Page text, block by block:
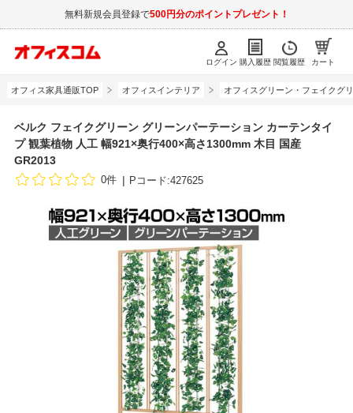
無料新規会員登録で500円分のポイントプレゼント！
ログイン 購入履歴 閲覧履歴 カート
オフィス家具通販TOP オフィスインテリア オフィスグリーン・フェイクグ
ベルク フェイクグリーン グリーンパーテーション カーテンタイ
プ 観葉植物 人工 幅921×奥行400×高さ1300mm 木目 国産
GR2013
0件 Pコード:427625